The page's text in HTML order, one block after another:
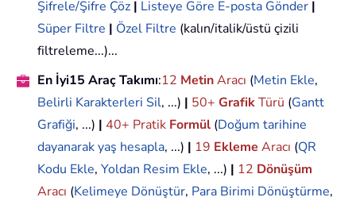
Şifrele/Şifre Çöz | Listeye Göre E-posta Gönder |
Süper Filtre | Özel Filtre (kalın/italik/üstü çizili
filtreleme...)...
En İyi15 Araç Takımı:12 MetinAracı (Metin Ekle,
Belirli Karakterleri Sil, ...) | 50+ GrafikTürü (Gantt
Grafiği, ...) | 40+ Pratik Formül (Doğum tarihine
dayanarak yaş hesapla, ...) | 19 Ekleme Aracı (QR
Kodu Ekle, Yoldan Resim Ekle, ...) | 12 Dönüşüm
Aracı (Kelimeye Dönüştür, Para Birimi Dönüştürme,